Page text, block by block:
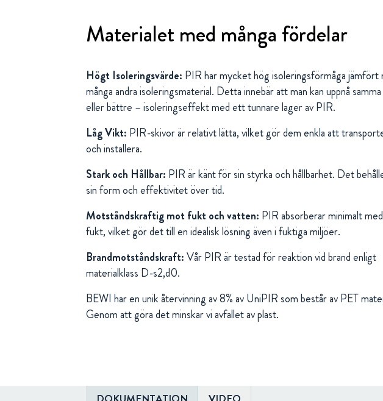
Materialet med många fördelar
Högt Isoleringsvärde: PIR har mycket hög isoleringsförmåga jämfört
många andra isoleringsmaterial. Detta innebär att man kan uppnå
eller bättre – isoleringseffekt med ett tunnare lager av PIR.
Låg Vikt: PIR-skivor är relativt lätta, vilket gör dem enkla att
och installera.
Stark och Hållbar: PIR är känt för sin styrka och hållbarhet. Det
sin form och effektivitet över tid.
Motståndskraftig mot fukt och vatten: PIR absorberar minimalt med
fukt, vilket gör det till en idealisk lösning även i fuktiga miljöer.
Brandmotståndskraft:Vår PIR är testad för reaktion vid brand enligt
materialklass D-s2,d0.
BEWI har en unik återvinning av 8% av UniPIR som består av PET
Genom att göra det minskar vi avfallet av plast.